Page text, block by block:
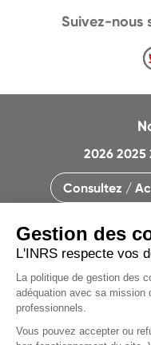
QUI
2026 2025
Consultez /
Suivez-nous